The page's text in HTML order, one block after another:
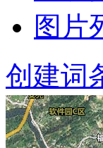
图片
创建词